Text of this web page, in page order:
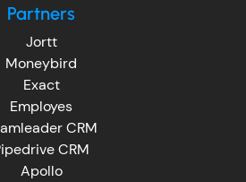
Partners
Jortt
Moneybird
Exact
Employes
CRM
CRM
Apollo